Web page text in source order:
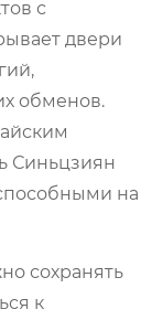
с
двери
обменов.
Синьцзиян
на
сохранять
к